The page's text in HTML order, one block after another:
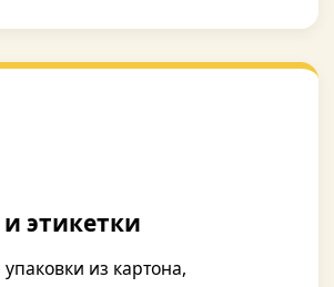
этикетки
из картона,